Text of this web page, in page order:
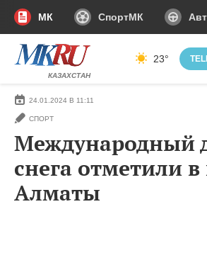
МК СпортМК
КАЗАХСТАН
23°
24.01.2024 В 11:11
СПОРТ
Международный
снега отметили в
Алматы